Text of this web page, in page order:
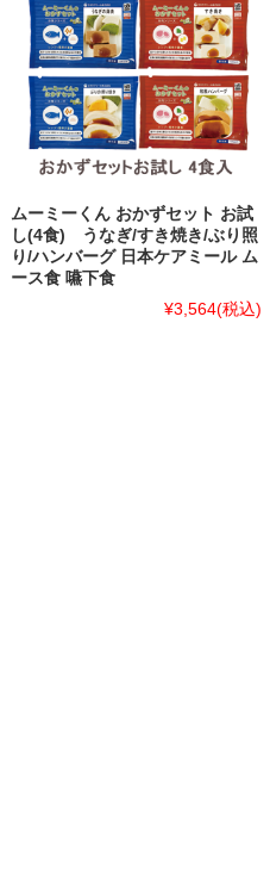
ムーミーくん おかずセット お試
し(4食) うなぎ/すき焼き/ぶり照
り/ハンバーグ 日本ケアミール ム
ース食 嚥下食
¥3,564(税込)